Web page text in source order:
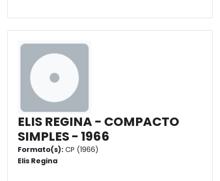
ELIS REGINA - COMPACTO
SIMPLES - 1966
Formato(s): CP (1966)
Elis Regina